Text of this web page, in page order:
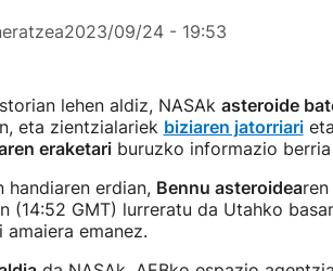
2023/09/24 - 19:53
lehen aldiz, NASAk asteroide
eta zientzialariek biziaren jatorriari
eraketariburuzko informazio berria
handiaren erdian, Bennu asteroidearen
(14:52 GMT) lurreratu da Utahko
amaiera emanez.